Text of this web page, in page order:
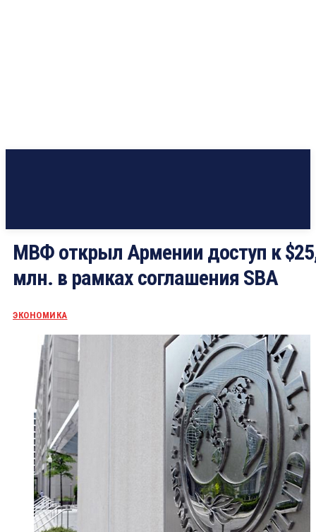
МВФ открыл Армении доступ к
млн. в рамках соглашения SBA
ЭКОНОМИКА